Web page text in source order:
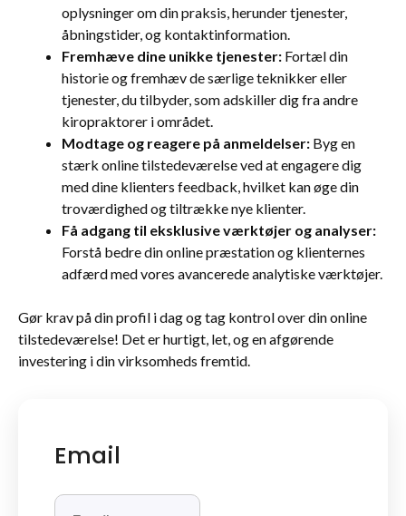
oplysninger om din praksis, herunder tjenester,
åbningstider, og kontaktinformation.
Fremhæve dine unikke tjenester: Fortæl din
historie og fremhæv de særlige teknikker eller
tjenester, du tilbyder, som adskiller dig fra andre
kiropraktorer i området.
Modtage og reagere på anmeldelser: Byg en
stærk online tilstedeværelse ved at engagere dig
med dine klienters feedback, hvilket kan øge din
troværdighed og tiltrække nye klienter.
Få adgang til eksklusive værktøjer og analyser:
Forstå bedre din online præstation og klienternes
adfærd med vores avancerede analytiske værktøjer.
Gør krav på din profil i dag og tag kontrol over din online
tilstedeværelse! Det er hurtigt, let, og en afgørende
investering i din virksomheds fremtid.
Email